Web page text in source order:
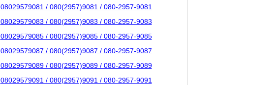
08029579081 / 080(2957)9081 / 080-2957-9081
08029579083 / 080(2957)9083 / 080-2957-9083
08029579085 / 080(2957)9085 / 080-2957-9085
08029579087 / 080(2957)9087 / 080-2957-9087
08029579089 / 080(2957)9089 / 080-2957-9089
08029579091 / 080(2957)9091 / 080-2957-9091